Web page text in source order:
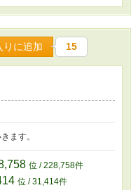
りに追加 15
ます。
位 / 228,758件
位 / 31,414件